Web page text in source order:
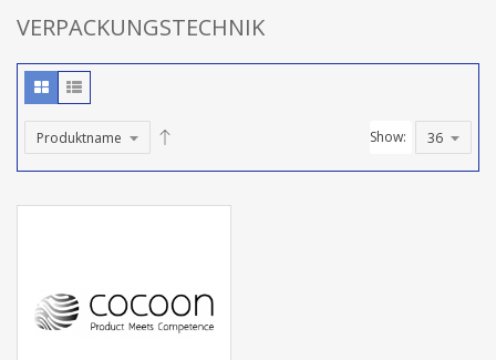
VERPACKUNGSTECHNIK
Show: